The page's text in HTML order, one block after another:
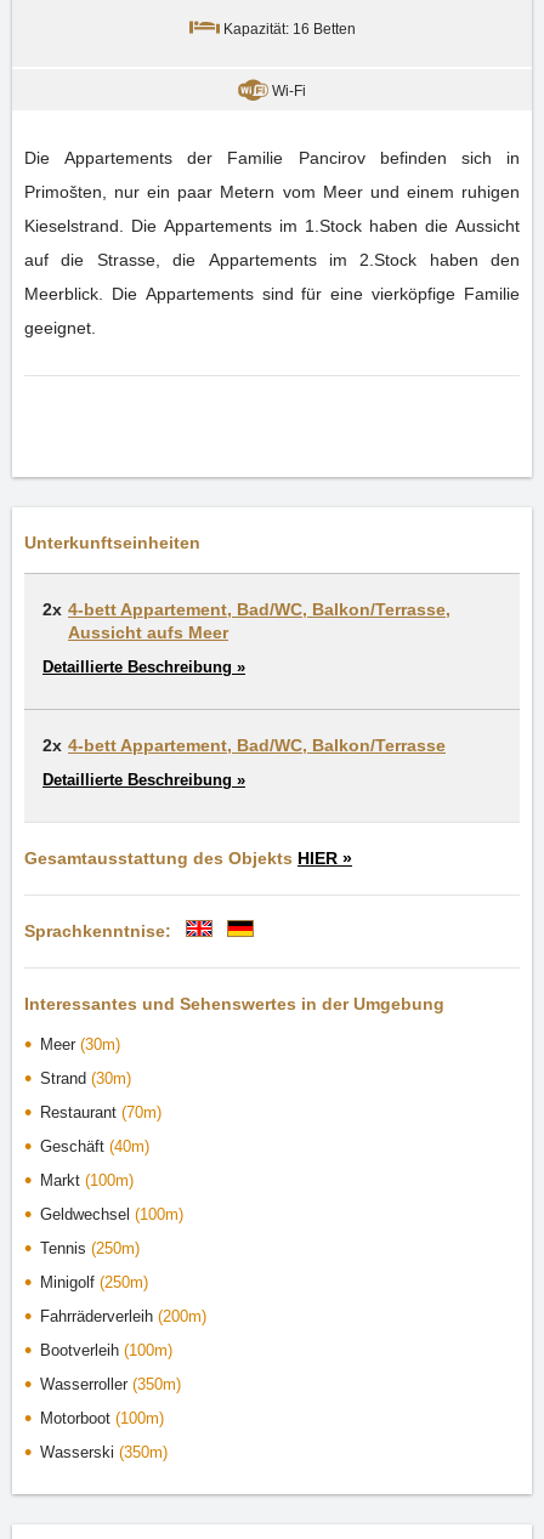
Kapazität: 16 Betten
Wi-Fi
Die Appartements der Familie Pancirov befinden sich in
Primošten, nur ein paar Metern vom Meer und einem ruhigen
Kieselstrand. Die Appartements im 1.Stock haben die Aussicht
auf die Strasse, die Appartements im 2.Stock haben den
Meerblick. Die Appartements sind für eine vierköpfige Familie
geeignet.
Unterkunftseinheiten
2x 4-bett Appartement, Bad/WC, Balkon/Terrasse,
Aussicht aufs Meer
Detaillierte Beschreibung »
2x 4-bett Appartement, Bad/WC, Balkon/Terrasse
Detaillierte Beschreibung »
Gesamtausstattung des Objekts HIER »
Sprachkenntnise:
Interessantes und Sehenswertes in der Umgebung
Meer (30m)
Strand (30m)
Restaurant (70m)
Geschäft (40m)
Markt (100m)
Geldwechsel (100m)
Tennis (250m)
Minigolf (250m)
Fahrräderverleih (200m)
Bootverleih (100m)
Wasserroller (350m)
Motorboot (100m)
Wasserski (350m)